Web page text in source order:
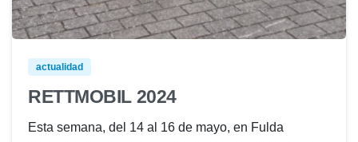
actualidad
RETTMOBIL 2024
Esta semana, del 14 al 16 de mayo, en Fulda